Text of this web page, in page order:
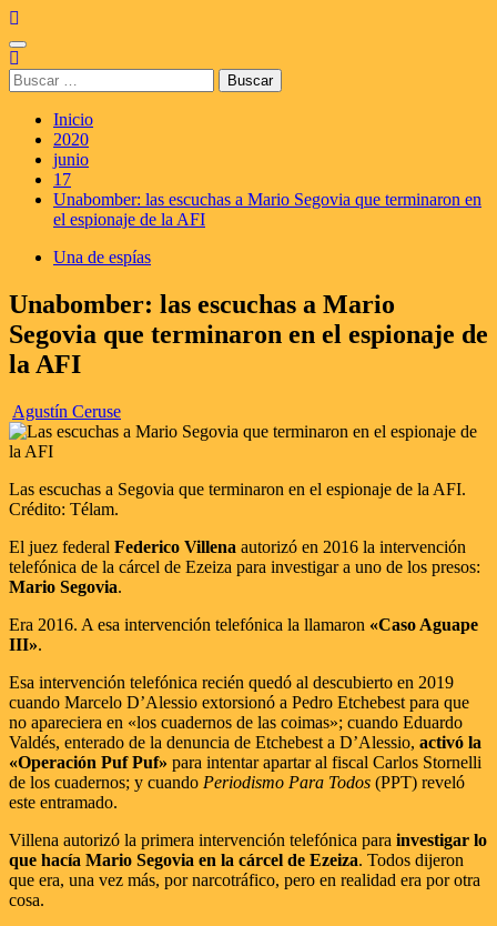
Saltar
al
contenido
Menú
principal
Buscar:
Inicio
2020
junio
17
Unabomber: las escuchas a Mario Segovia que terminaron en
el espionaje de la AFI
Una de espías
Unabomber: las escuchas a Mario
Segovia que terminaron en el espionaje de
la AFI
Agustín Ceruse
Las escuchas a Segovia que terminaron en el espionaje de la AFI.
Crédito: Télam.
El juez federal Federico Villena autorizó en 2016 la intervención
telefónica de la cárcel de Ezeiza para investigar a uno de los presos:
Mario Segovia.
Era 2016. A esa intervención telefónica la llamaron «Caso Aguape
III».
Esa intervención telefónica recién quedó al descubierto en 2019
cuando Marcelo D’Alessio extorsionó a Pedro Etchebest para que
no apareciera en «los cuadernos de las coimas»; cuando Eduardo
Valdés, enterado de la denuncia de Etchebest a D’Alessio, activó la
«Operación Puf Puf» para intentar apartar al fiscal Carlos Stornelli
de los cuadernos; y cuando Periodismo Para Todos (PPT) reveló
este entramado.
Villena autorizó la primera intervención telefónica para investigar lo
que hacía Mario Segovia en la cárcel de Ezeiza. Todos dijeron
que era, una vez más, por narcotráfico, pero en realidad era por otra
cosa.